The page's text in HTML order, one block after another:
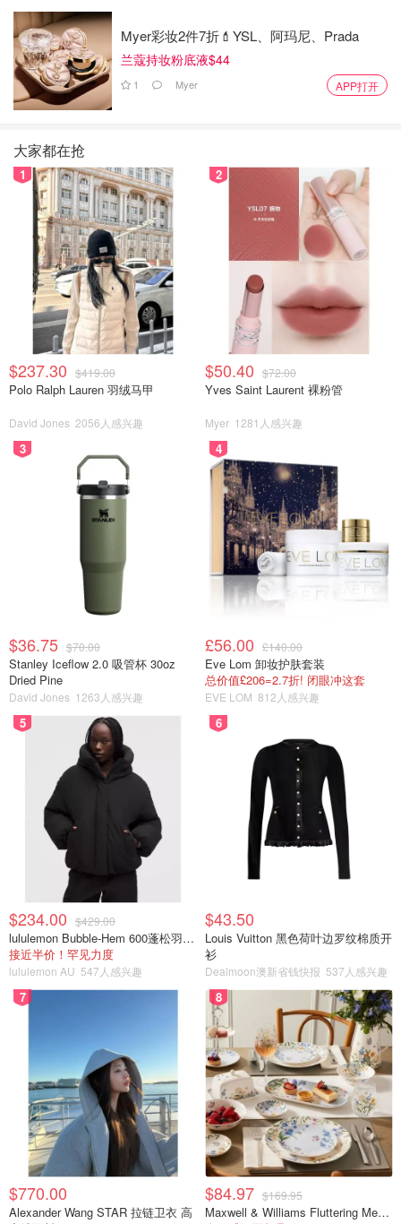
图片来自布拉格之谜，版权归原作者所有
🌿做法：
1）玉米油放入微波炉加热40秒，接着过筛加入低筋面粉，
一起搅拌均匀，接着加入牛奶一起搅拌均匀，接着加入三颗
蛋黄（蛋白倒入无水无油的容器中备用！）一起搅拌均匀，
滴入几滴香草精一起搅拌均匀，蛋黄糊就完成了～
图片来自布拉格之谜，版权归原作者所有
2）蛋白中滴入几滴柠檬汁，用电动打蛋器打发至粗泡加入
一半的细砂糖继续打发至表面出现纹路，倒入剩余的细砂
糖，打发至湿性发泡，提起打蛋器出现大弯勾～
3）烤箱开始预热310华氏度10分钟左右！❗️接着舀1/3的蛋白
到蛋黄糊中，用刮刀以切拌和翻拌手法搅拌均匀，倒入剩余
的蛋白中，再翻拌均匀，倒入垫好烘培纸的烤盘中（这里更
建议用长方形的烤盘）抹平表面震几下，送入预热好的烤箱
310华氏度20分钟，转320华氏度7分钟左右，出炉后从烤盘
中取出，放在烤架上放凉备用！
Myer彩妆2件7折💄YSL、阿玛尼、Prada
兰蔻持妆粉底液$44
1 Myer APP打开
大家都在抢
1
$237.30 $419.00
Polo Ralph Lauren 羽绒马甲
David Jones 2056人感兴趣
2
$50.40 $72.00
Yves Saint Laurent 裸粉管
Myer 1281人感兴趣
3
$36.75 $70.00
Stanley Iceflow 2.0 吸管杯 30oz
Dried Pine
David Jones 1263人感兴趣
4
£56.00 £140.00
Eve Lom 卸妆护肤套装
总价值£206=2.7折! 闭眼冲这套
EVE LOM 812人感兴趣
5
$234.00 $429.00
lululemon Bubble-Hem 600蓬松羽绒夹克
接近半价！罕见力度
lululemon AU 547人感兴趣
6
$43.50
Louis Vuitton 黑色荷叶边罗纹棉质开
衫
Dealmoon澳新省钱快报 537人感兴趣
7
$770.00
Alexander Wang STAR 拉链卫衣 高
8
$84.97 $169.95
Maxwell & Williams Fluttering Meadow 12件餐具套装